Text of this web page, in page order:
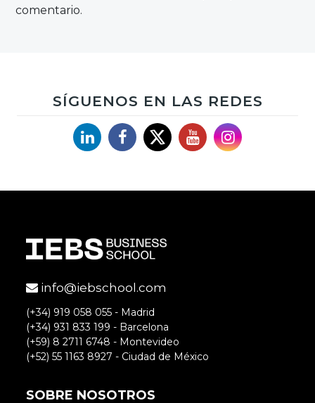
comentario.
SÍGUENOS EN LAS REDES
LinkedinFacebook
X YouTubeInstagram
info@iebschool.com
(+34) 919 058 055 - Madrid
(+34) 931 833 199 - Barcelona
(+59) 8 2711 6748 - Montevideo
(+52) 55 1163 8927 - Ciudad de México
SOBRE NOSOTROS